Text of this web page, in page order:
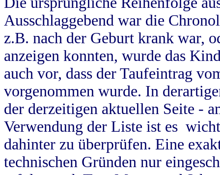
Ausschlaggebend war die
z.B. nach der Geburt krank war,
anzeigen konnten, wurde das
auch vor, dass der Taufeintrag
vorgenommen wurde. In
der derzeitigen aktuellen Seite -
Verwendung der Liste ist es
dahinter zu überprüfen. Eine
technischen Gründen nur